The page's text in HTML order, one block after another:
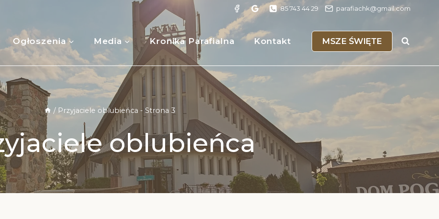
85 743 44 29 parafiachk@gmail.com
Ogłoszenia Media Kronika Parafialna Kontakt MSZE ŚWIĘTE
/ Przyjaciele oblubieńca - Strona 3
oblubieńca